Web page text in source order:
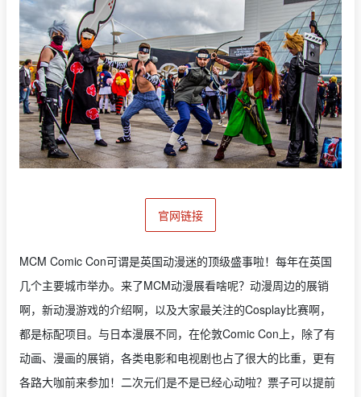
官网链接
MCM Comic Con可谓是英国动漫迷的顶级盛事啦！每年在英国
几个主要城市举办。来了MCM动漫展看啥呢？动漫周边的展销
啊，新动漫游戏的介绍啊，以及大家最关注的Cosplay比赛啊，
都是标配项目。与日本漫展不同，在伦敦Comic Con上，除了有
动画、漫画的展销，各类电影和电视剧也占了很大的比重，更有
各路大咖前来参加！二次元们是不是已经心动啦？票子可以提前